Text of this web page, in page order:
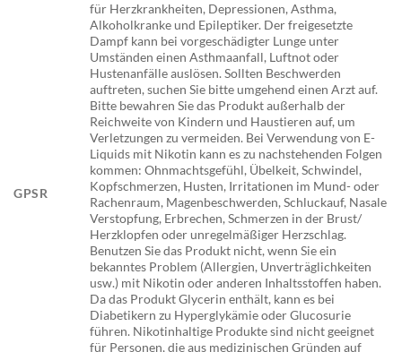
GPSR
für Herzkrankheiten, Depressionen, Asthma,
Alkoholkranke und Epileptiker. Der freigesetzte
Dampf kann bei vorgeschädigter Lunge unter
Umständen einen Asthmaanfall, Luftnot oder
Hustenanfälle auslösen. Sollten Beschwerden
auftreten, suchen Sie bitte umgehend einen Arzt auf.
Bitte bewahren Sie das Produkt außerhalb der
Reichweite von Kindern und Haustieren auf, um
Verletzungen zu vermeiden. Bei Verwendung von E-
Liquids mit Nikotin kann es zu nachstehenden Folgen
kommen: Ohnmachtsgefühl, Übelkeit, Schwindel,
Kopfschmerzen, Husten, Irritationen im Mund- oder
Rachenraum, Magenbeschwerden, Schluckauf, Nasale
Verstopfung, Erbrechen, Schmerzen in der Brust/
Herzklopfen oder unregelmäßiger Herzschlag.
Benutzen Sie das Produkt nicht, wenn Sie ein
bekanntes Problem (Allergien, Unverträglichkeiten
usw.) mit Nikotin oder anderen Inhaltsstoffen haben.
Da das Produkt Glycerin enthält, kann es bei
Diabetikern zu Hyperglykämie oder Glucosurie
führen. Nikotinhaltige Produkte sind nicht geeignet
für Personen, die aus medizinischen Gründen auf